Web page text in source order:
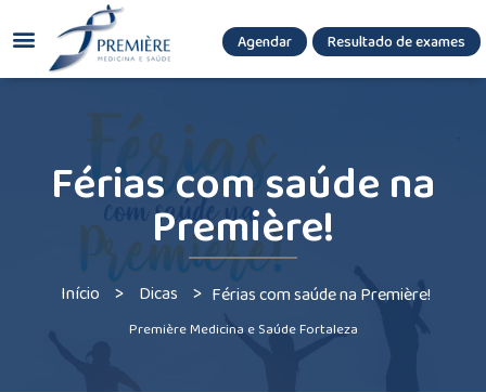
Agendar Resultado de exames
Férias com saúde na
Première!
Início > Dicas > Férias com saúde na Première!
Première Medicina e Saúde Fortaleza